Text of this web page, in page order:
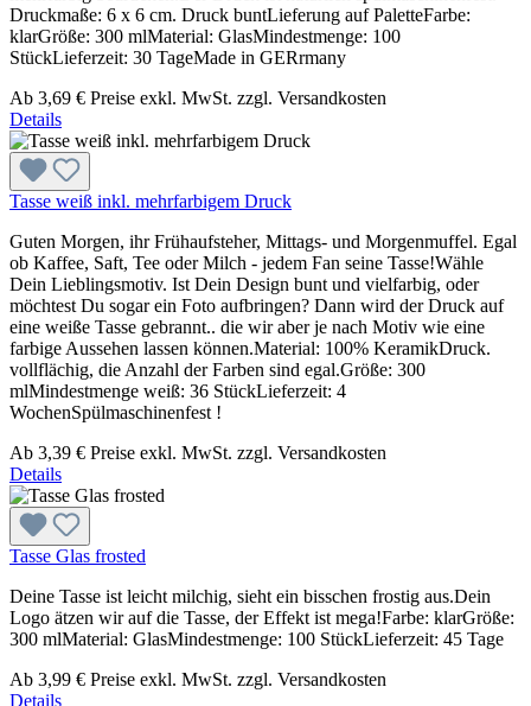
Druckmaße: 6 x 6 cm. Druck buntLieferung auf PaletteFarbe:
klarGröße: 300 mlMaterial: GlasMindestmenge: 100
StückLieferzeit: 30 TageMade in GERrmany
Ab 3,69 € Preise exkl. MwSt. zzgl. Versandkosten
Details
Tasse weiß inkl. mehrfarbigem Druck
Guten Morgen, ihr Frühaufsteher, Mittags- und Morgenmuffel. Egal
ob Kaffee, Saft, Tee oder Milch - jedem Fan seine Tasse!Wähle
Dein Lieblingsmotiv. Ist Dein Design bunt und vielfarbig, oder
möchtest Du sogar ein Foto aufbringen? Dann wird der Druck auf
eine weiße Tasse gebrannt.. die wir aber je nach Motiv wie eine
farbige Aussehen lassen können.Material: 100% KeramikDruck.
vollflächig, die Anzahl der Farben sind egal.Größe: 300
mlMindestmenge weiß: 36 StückLieferzeit: 4
WochenSpülmaschinenfest !
Ab 3,39 € Preise exkl. MwSt. zzgl. Versandkosten
Details
Tasse Glas frosted
Deine Tasse ist leicht milchig, sieht ein bisschen frostig aus.Dein
Logo ätzen wir auf die Tasse, der Effekt ist mega!Farbe: klarGröße:
300 mlMaterial: GlasMindestmenge: 100 StückLieferzeit: 45 Tage
Ab 3,99 € Preise exkl. MwSt. zzgl. Versandkosten
Details